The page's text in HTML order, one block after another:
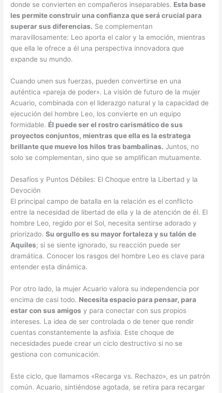
donde se convierten en compañeros inseparables. Esta base
les permite construir una confianza que será crucial para
superar sus diferencias. Se complementan
maravillosamente: Leo aporta el calor y la emoción, mientras
que ella le ofrece a él una perspectiva innovadora que
expande su mundo.
Cuando unen sus fuerzas, pueden convertirse en una
auténtica «pareja de poder». La visión de futuro de la mujer
Acuario, combinada con el liderazgo natural y la capacidad de
ejecución del hombre Leo, los convierte en un equipo
formidable. Él puede ser el rostro carismático de sus
proyectos conjuntos, mientras que ella es la estratega
brillante que mueve los hilos tras bambalinas. Juntos, no
solo se complementan, sino que se amplifican mutuamente.
Desafíos y Puntos Débiles: El Choque entre la Libertad y la
Devoción
El principal campo de batalla en la relación es el conflicto
entre la necesidad de libertad de ella y la de atención de él. El
hombre Leo, regido por el Sol, necesita sentirse adorado y
priorizado.Su orgullo es su mayor fortaleza y su talón de
Aquiles; si se siente ignorado, su reacción puede ser
dramática. Conocer los rasgos del hombre Leo es clave para
entender esta dinámica.
Por otro lado, la mujer Acuario valora su independencia por
encima de casi todo. Necesita espacio para pensar, para
estar con sus amigos y para conectar con sus propios
intereses. La idea de ser controlada o de tener que rendir
cuentas constantemente la asfixia. Este choque de
necesidades puede crear un ciclo destructivo si no se
gestiona con comunicación.
Este ciclo, que llamamos «Recarga vs. Rechazo», es un patrón
común. Acuario, sintiéndose agotada, se retira para recargar